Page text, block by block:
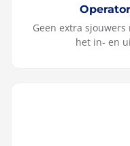
Geen extra
het in- en